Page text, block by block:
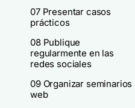
07 Presentar casos
prácticos
08 Publique
regularmente en las
redes sociales
09 Organizar seminarios
web